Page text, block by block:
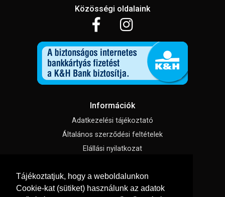
Tájékoztatjuk, hogy a weboldalunkon
Cookie-kat (sütiket) használunk az adatok
Közösségi oldalaink
Információk
Adatkezelési tájékoztató
Általános szerződési feltételek
Elállási nyilatkozat
Süti beállítások